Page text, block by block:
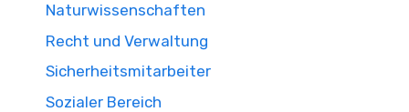
Naturwissenschaften
Recht und Verwaltung
Sicherheitsmitarbeiter
Sozialer Bereich